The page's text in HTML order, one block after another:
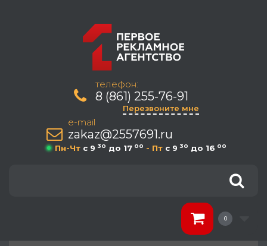
телефон:
8 (861) 255-76-91
Перезвоните мне
e-mail
zakaz@2557691.ru
Пн-Чт c 9 30 до 17 00 - Пт c 9 30 до 16 00
0